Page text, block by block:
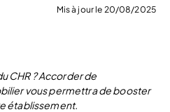
Mis à jour le 20/08/2025
CHR ? Accorder de
vous permettra de booster
établissement.